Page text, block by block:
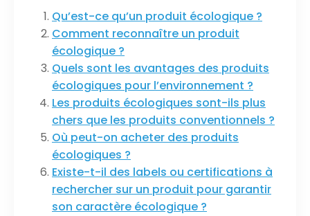
Qu’est-ce qu’un produit écologique ?
Comment reconnaître un produit
écologique ?
Quels sont les avantages des produits
écologiques pour l’environnement ?
Les produits écologiques sont-ils plus
chers que les produits conventionnels ?
Où peut-on acheter des produits
écologiques ?
Existe-t-il des labels ou certifications à
rechercher sur un produit pour garantir
son caractère écologique ?